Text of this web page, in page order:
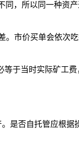
，所以同一种资
。市价买单会依次
于当时实际矿工
是否自托管应根